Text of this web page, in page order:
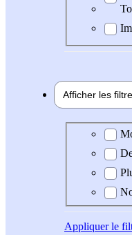
Afficher les
Expérience
Appliquerle